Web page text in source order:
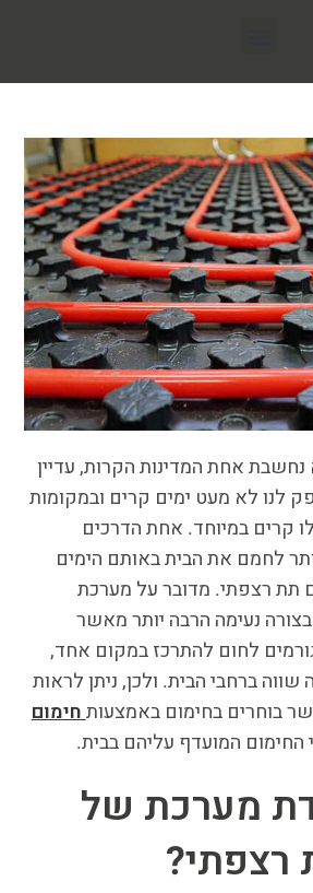
אחת המדינות הקרות, עדיין
לנו לא מעט ימים קרים ובמקומות
קרים במיוחד. אחת הדרכים
לחמם את הבית באותם הימים
תת רצפתי. מדובר על מערכת
נעימה הרבה יותר מאשר
לחום להתרכז במקום אחד,
ברחבי הבית. ולכן, ניתן לראות
בוחרים בחימום באמצעותחימום
המועדף עליהם בבית.
מערכת של
רצפתי?